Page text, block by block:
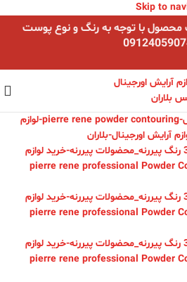
Skip to
با توجه به رنگ و نوع پوست